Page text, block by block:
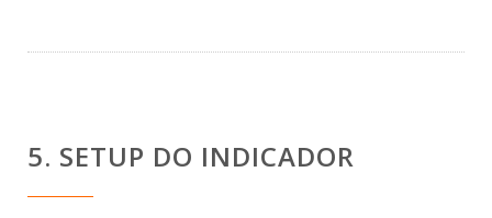
5. SETUP DO INDICADOR